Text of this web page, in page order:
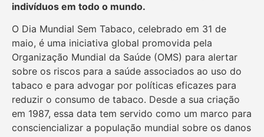
indivíduos em todo o mundo.
O Dia Mundial Sem Tabaco, celebrado em 31 de
maio, é uma iniciativa global promovida pela
Organização Mundial da Saúde (OMS) para alertar
sobre os riscos para a saúde associados ao uso do
tabaco e para advogar por políticas eficazes para
reduzir o consumo de tabaco. Desde a sua criação
em 1987, essa data tem servido como um marco para
consciencializar a população mundial sobre os danos